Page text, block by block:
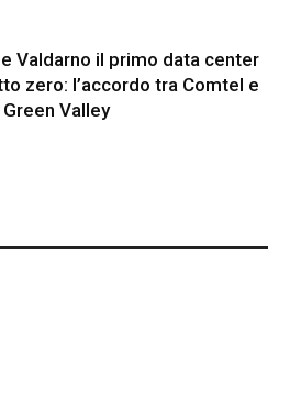
Valdarno il primo data center
zero: l’accordo tra Comtel e
Valley